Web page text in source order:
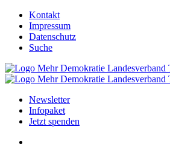
Kontakt
Impressum
Datenschutz
Suche
Newsletter
Infopaket
Jetzt spenden